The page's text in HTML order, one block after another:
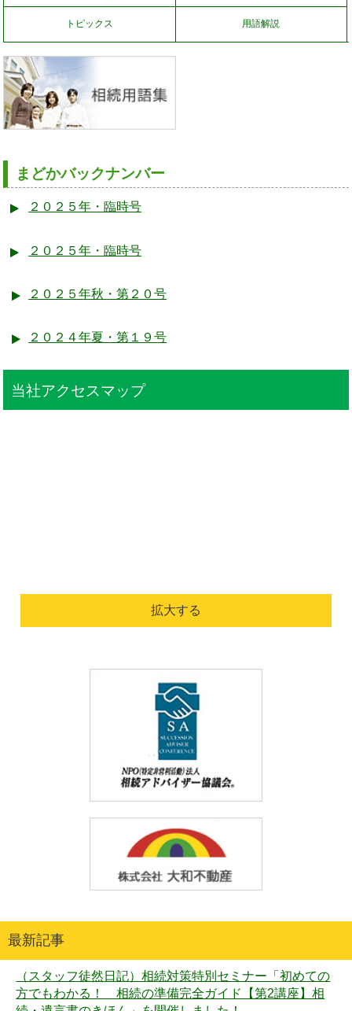
トピックス 用語解説
まどかバックナンバー
２０２５年・臨時号
２０２５年・臨時号
２０２５年秋・第２０号
２０２４年夏・第１９号
当社アクセスマップ
拡大する
最新記事
（スタッフ徒然日記）相続対策特別セミナー「初めての
方でもわかる！ 相続の準備完全ガイド【第2講座】相